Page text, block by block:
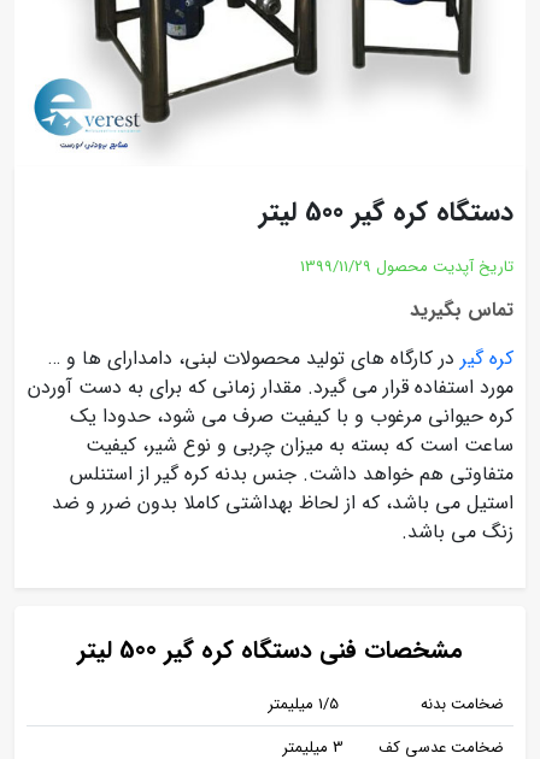
دستگاه کره گیر 500 لیتر
تاریخ آپدیت محصول 1399/11/29
تماس بگیرید
کره گیر در کارگاه های تولید محصولات لبنی، دامدارای ها و …
مورد استفاده قرار می گیرد. مقدار زمانی که برای به دست آوردن
کره حیوانی مرغوب و با کیفیت صرف می شود، حدودا یک
ساعت است که بسته به میزان چربی و نوع شیر، کیفیت
متفاوتی هم خواهد داشت‌. جنس بدنه کره گیر از استنلس
استیل می باشد، که از لحاظ بهداشتی کاملا بدون ضرر و ضد
زنگ می باشد.
مشخصات فنی دستگاه کره گیر 500 لیتر
ضخامت بدنه
ضخامت عدسی کف
3 میلیمتر